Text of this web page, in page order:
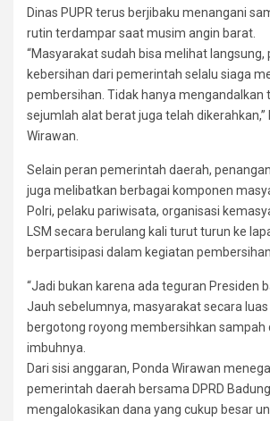
Dinas PUPR terus berjibaku menangani
rutin terdampar saat musim angin barat.
“Masyarakat sudah bisa melihat langsung,
kebersihan dari pemerintah selalu siaga
pembersihan. Tidak hanya mengandalkan
sejumlah alat berat juga telah dikerahkan,”
Wirawan.
Selain peran pemerintah daerah,
juga melibatkan berbagai komponen
Polri, pelaku pariwisata, organisasi
LSM secara berulang kali turut turun ke
berpartisipasi dalam kegiatan
“Jadi bukan karena ada teguran Presiden
Jauh sebelumnya, masyarakat secara
bergotong royong membersihkan sampah
imbuhnya.
Dari sisi anggaran, Ponda Wirawan
pemerintah daerah bersama DPRD
mengalokasikan dana yang cukup besar